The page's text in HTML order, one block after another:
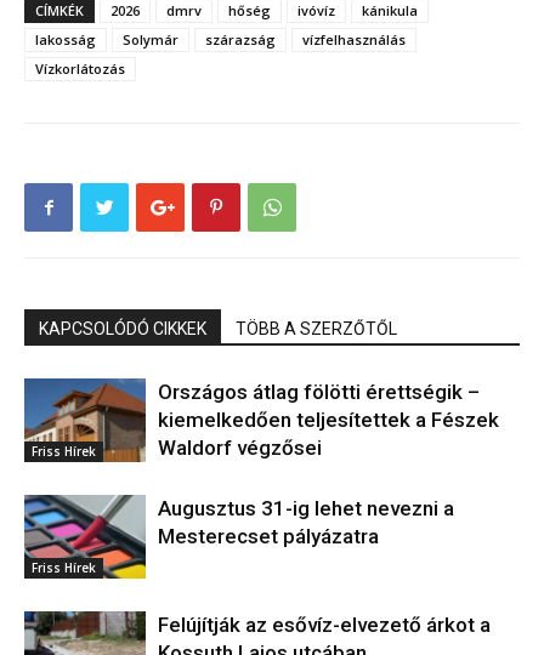
CÍMKÉK 2026 dmrv hőség ivóvíz
kánikula
lakosság
Solymár szárazság
vízfelhasználás
Vízkorlátozás
KAPCSOLÓDÓ CIKKEK TÖBB A SZERZŐTŐL
Friss Hírek
Országos átlag fölötti érettségik –
kiemelkedően teljesítettek a Fészek
Waldorf végzősei
Friss Hírek
Augusztus 31-ig lehet nevezni a
Mesterecset pályázatra
Felújítják az esővíz-elvezető árkot a